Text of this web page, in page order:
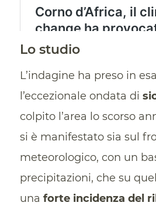
Lo studio
L’indagine ha preso in
l’eccezionale ondata di
colpito l’area lo scorso
si è manifestato sia sul
meteorologico, con un
precipitazioni, che su
una forte incidenza del